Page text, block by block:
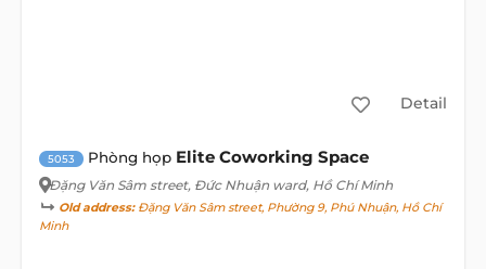
Detail
5053 Phòng họp Elite Coworking Space
Đặng Văn Sâm street, Đức Nhuận ward, Hồ Chí Minh
Old address:Đặng Văn Sâm street, Phường 9, Phú Nhuận, Hồ Chí
Minh